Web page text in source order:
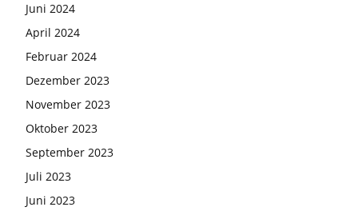
Juni 2024
April 2024
Februar 2024
Dezember 2023
November 2023
Oktober 2023
September 2023
Juli 2023
Juni 2023